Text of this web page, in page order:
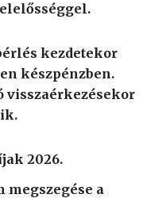
kezdetekor
készpénzben.
visszaérkezésekor
2026.
a